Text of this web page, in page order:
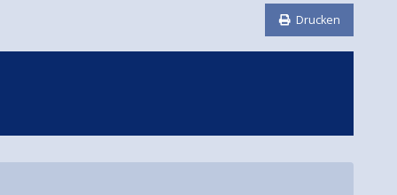
Drucken